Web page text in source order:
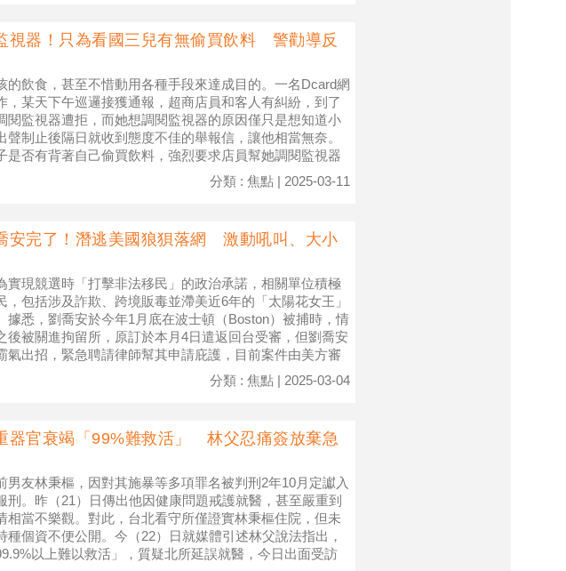
視器！只為看國三兒有無偷買飲料 警勸導反
的飲食，甚至不惜動用各種手段來達成目的。一名Dcard網
，某天下午巡邏接獲通報，超商店員和客人有糾紛，到了
閱監視器遭拒，而她想調閱監視器的原因僅只是想知道小
制止後隔日就收到態度不佳的舉報信，讓他相當無奈。
否有背著自己偷買飲料，強烈要求店員幫她調閱監視器
分類 : 焦點 | 2025-03-11
安完了！潛逃美國狼狽落網 激動吼叫、大小
實現競選時「打擊非法移民」的政治承諾，相關單位積極
包括涉及詐欺、跨境販毒並滯美近6年的「太陽花女王」
據悉，劉喬安於今年1月底在波士頓（Boston）被捕時，情
後被關進拘留所，原訂於本月4日遣返回台受審，但劉喬安
氣出招，緊急聘請律師幫其申請庇護，目前案件由美方審
分類 : 焦點 | 2025-03-04
器官衰竭「99%難救活」 林父忍痛簽放棄急
男友林秉樞，因對其施暴等多項罪名被判刑2年10月定讞入
刑。昨（21）日傳出他因健康問題戒護就醫，甚至嚴重到
相當不樂觀。對此，台北看守所僅證實林秉樞住院，但未
種個資不便公開。今（22）日就媒體引述林父說法指出，
以上難以救活」，質疑北所延誤就醫，今日出面受訪